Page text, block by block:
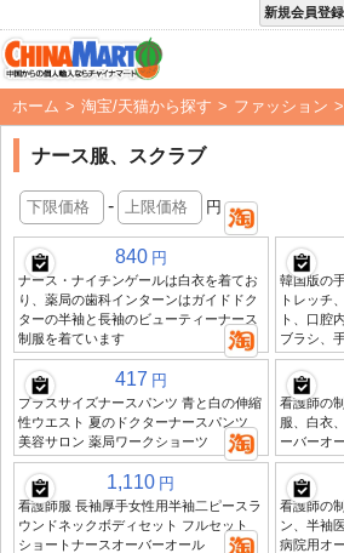
新規会員登録
ホーム > 淘宝/天猫から探す > ファッション >
ナース服、スクラブ
- 円
840 円
ナース・ナイチンゲールは白衣を着てお
り、薬局の歯科インターンはガイドドク
ターの半袖と長袖のビューティーナース
制服を着ています
韓国版の
トレッチ
ト、口腔
ブラシ、
417 円
プラスサイズナースパンツ 青と白の伸縮
性ウエスト 夏のドクターナースパンツ
美容サロン 薬局ワークショーツ
看護師の
服、白衣
ーバーオ
1,110 円
看護師服 長袖厚手女性用半袖二ピースラ
ウンドネックボディセット フルセット
ショートナースオーバーオール
看護師の
ン、半袖
病院用オ